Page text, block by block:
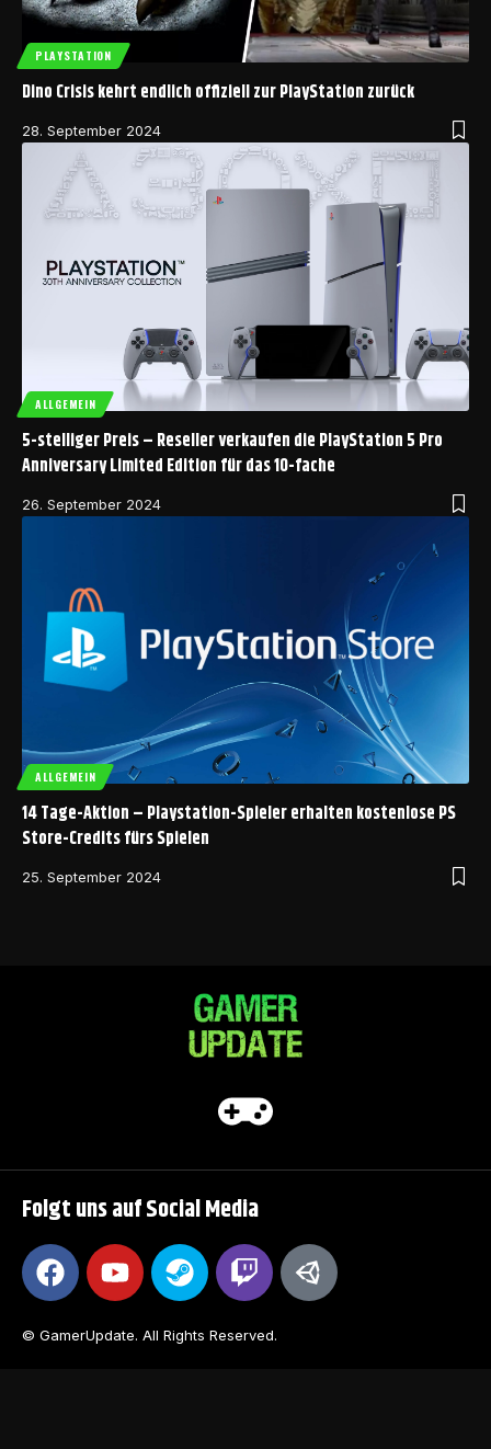
PLAYSTATION
Dino Crisis kehrt endlich offiziell zur PlayStation zurück
28. September 2024
ALLGEMEIN
5-stelliger Preis – Reseller verkaufen die PlayStation 5 Pro
Anniversary Limited Edition für das 10-fache
26. September 2024
ALLGEMEIN
14 Tage-Aktion – Playstation-Spieler erhalten kostenlose PS
Store-Credits fürs Spielen
25. September 2024
Folgt uns auf Social Media
© GamerUpdate. All Rights Reserved.